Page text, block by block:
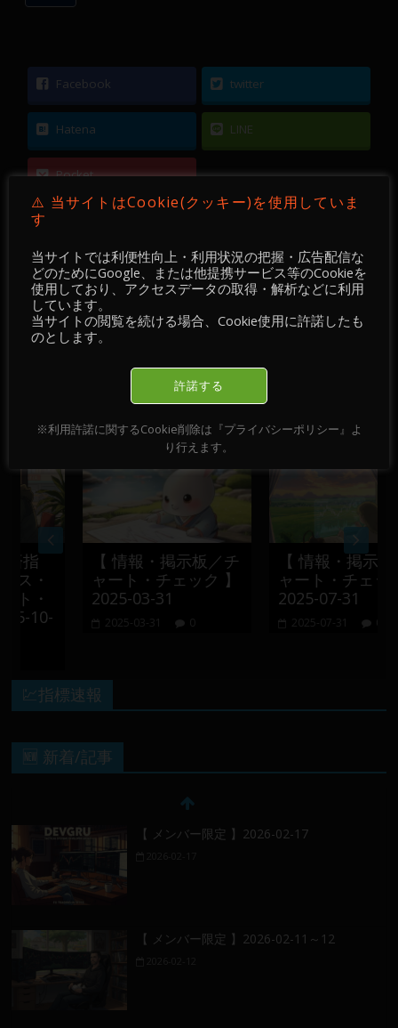
Facebook twitter
Hatena LINE
Pocket
←【無料EA】Forex inControl Reborn EA [310$]
【 DEVGRU Academy 】【 FX 】 GBPUSD ／ 15
おすすめ記事
【 情報・掲示板／チ
ャート・チェック 】
2025-03-31
2025-03-31
【 情報・掲示板／チ
ャート・チェック 】
2025-07-31
2025-07-31
💹指標速報
🆕 新着/記事
【 メンバー限定 】2026-02-17
【 メンバー限定 】2026-02-11～12
⚠️ 当サイトはCookie(クッキー)を使用していま
す
当サイトでは利便性向上・利用状況の把握・広告配信な
どのためにGoogle、または他提携サービス等のCookieを
使用しており、アクセスデータの取得・解析などに利用
しています。
当サイトの閲覧を続ける場合、Cookie使用に許諾したも
のとします。
許諾する
※利用許諾に関するCookie削除は『プライバシーポリシー』よ
り行えます。